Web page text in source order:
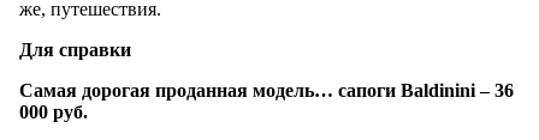
же, путешествия.
Для справки
Самая дорогая проданная модель… сапоги Baldinini – 36
000 руб.